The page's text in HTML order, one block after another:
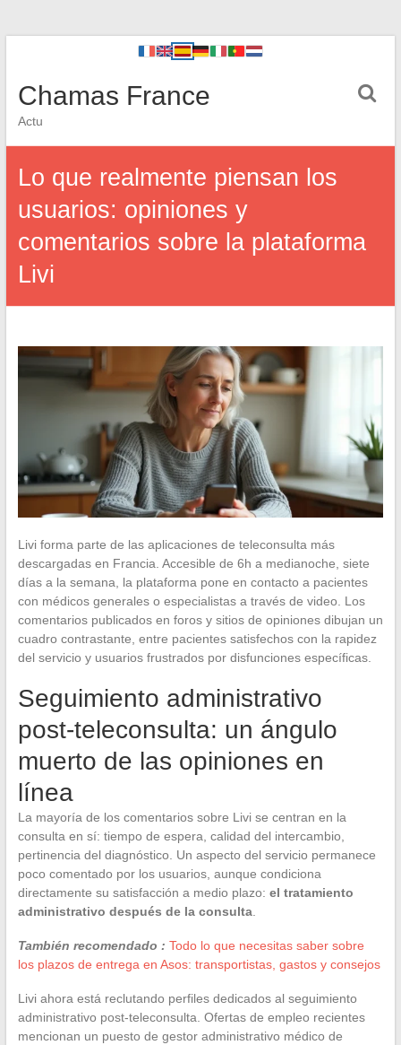
Chamas France
Actu
Lo que realmente piensan los
usuarios: opiniones y
comentarios sobre la plataforma
Livi
Livi forma parte de las aplicaciones de teleconsulta más
descargadas en Francia. Accesible de 6h a medianoche, siete
días a la semana, la plataforma pone en contacto a pacientes
con médicos generales o especialistas a través de video. Los
comentarios publicados en foros y sitios de opiniones dibujan un
cuadro contrastante, entre pacientes satisfechos con la rapidez
del servicio y usuarios frustrados por disfunciones específicas.
Seguimiento administrativo
post-teleconsulta: un ángulo
muerto de las opiniones en
línea
La mayoría de los comentarios sobre Livi se centran en la
consulta en sí: tiempo de espera, calidad del intercambio,
pertinencia del diagnóstico. Un aspecto del servicio permanece
poco comentado por los usuarios, aunque condiciona
directamente su satisfacción a medio plazo: el tratamiento
administrativo después de la consulta.
También recomendado : Todo lo que necesitas saber sobre
los plazos de entrega en Asos: transportistas, gastos y consejos
Livi ahora está reclutando perfiles dedicados al seguimiento
administrativo post-teleconsulta. Ofertas de empleo recientes
mencionan un puesto de gestor administrativo médico de